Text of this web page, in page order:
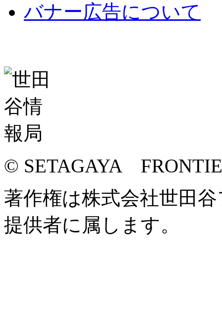
バナー広告について
© SETAGAYA
著作権は株式会社世田
提供者に属します。